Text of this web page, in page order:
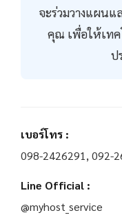
จะร่วมวางแผน
คุณ เพื่อให้เทค
ป
เบอร์โทร :
098-2426291, 092-
Line Official :
@myhost_service